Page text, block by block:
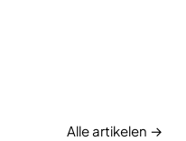
Alle artikelen →